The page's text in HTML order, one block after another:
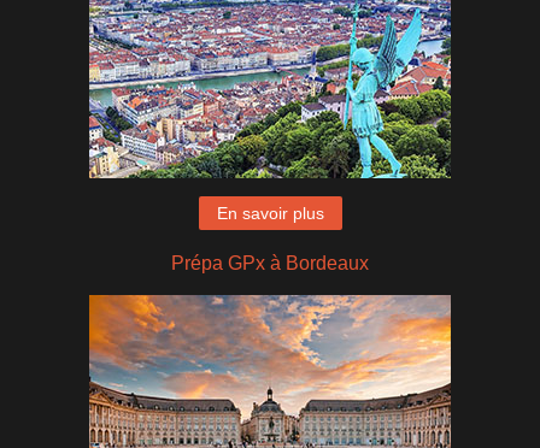
En savoir plus
Prépa GPx à Bordeaux